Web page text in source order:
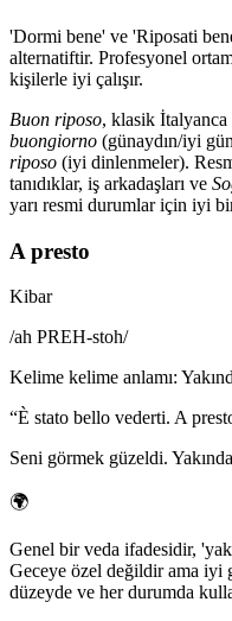
'Dormi bene' ve 'Riposati
alternatiftir. Profesyonel
kişilerle iyi çalışır.
Buon riposo, klasik İtalyanca
buongiorno (günaydın/iyi
riposo (iyi dinlenmeler).
tanıdıklar, iş arkadaşları ve
yarı resmi durumlar için iyi
A presto
Kibar
/ah PREH-stoh/
Kelime kelime anlamı:
“È stato bello vederti. A
Seni görmek güzeldi.
🌍
Genel bir veda ifadesidir,
Geceye özel değildir ama iyi
düzeyde ve her durumda